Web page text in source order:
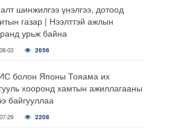
шинжилгээ үнэлгээ, дотоод
газар | Нээлттэй ажлын
урьж байна
03 2656
болон Японы Тояама их
хооронд хамтын ажиллагааны
байгууллаа
29 2208